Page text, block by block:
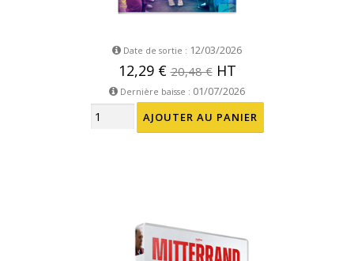
Date de sortie : 12/03/2026
12,29 €20,48 €HT
Dernière baisse : 01/07/2026